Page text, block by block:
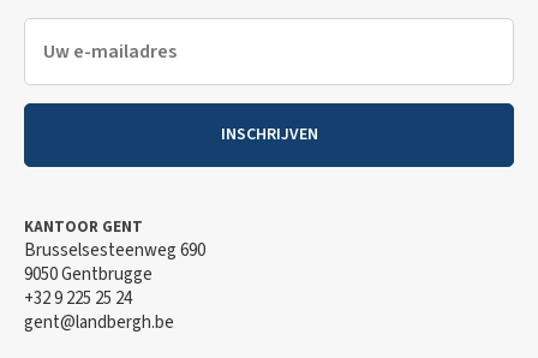
INSCHRIJVEN
KANTOOR GENT
Brusselsesteenweg 690
9050 Gentbrugge
+32 9 225 25 24
gent@landbergh.be